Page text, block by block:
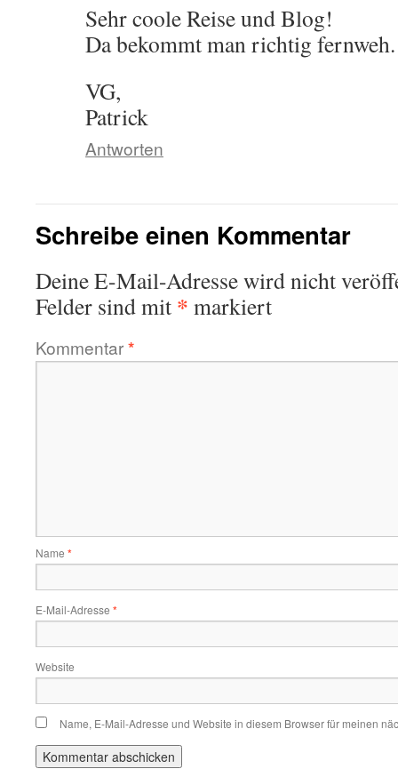
Sehr coole Reise und Blog!
Da bekommt man richtig
VG,
Patrick
Antworten
Schreibe einen Kommentar
Deine E-Mail-Adresse wird nicht
Felder sind mit * markiert
Kommentar*
Name *
E-Mail-Adresse *
Website
Name, E-Mail-Adresse und Website in diesem Browser für meinen